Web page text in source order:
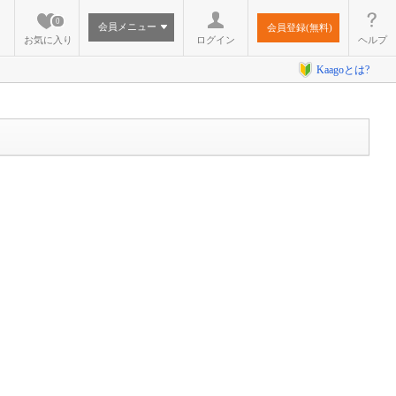
お気に入り
0
会員メニュー
ログイン
会員登録(無料)
ヘルプ
Kaagoとは?